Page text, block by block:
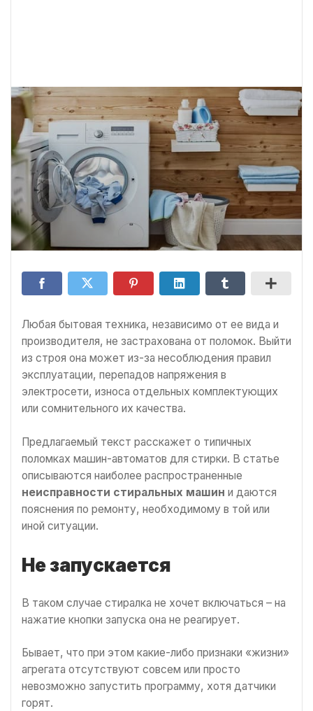
Любая бытовая техника, независимо от ее вида и
производителя, не застрахована от поломок. Выйти
из строя она может из-за несоблюдения правил
эксплуатации, перепадов напряжения в
электросети, износа отдельных комплектующих
или сомнительного их качества.
Предлагаемый текст расскажет о типичных
поломках машин-автоматов для стирки. В статье
описываются наиболее распространенные
неисправности стиральных машин и даются
пояснения по ремонту, необходимому в той или
иной ситуации.
Не запускается
В таком случае стиралка не хочет включаться – на
нажатие кнопки запуска она не реагирует.
Бывает, что при этом какие-либо признаки «жизни»
агрегата отсутствуют совсем или просто
невозможно запустить программу, хотя датчики
горят.